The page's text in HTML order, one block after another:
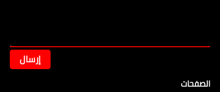
الصفحات